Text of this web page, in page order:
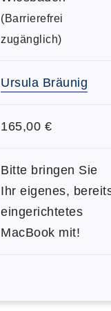
(Barrierefrei
zugänglich)
Ursula Bräunig
165,00 €
Bitte bringen Sie
Ihr eigenes,
eingerichtetes
MacBook mit!